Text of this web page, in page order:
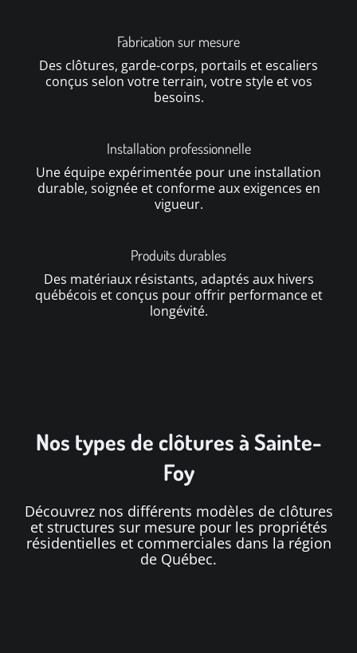
Fabrication sur mesure
Des clôtures, garde-corps, portails et escaliers
conçus selon votre terrain, votre style et vos
besoins.
Installation professionnelle
Une équipe expérimentée pour une installation
durable, soignée et conforme aux exigences en
vigueur.
Produits durables
Des matériaux résistants, adaptés aux hivers
québécois et conçus pour offrir performance et
longévité.
Nos types de clôtures à Sainte-
Foy
Découvrez nos différents modèles de clôtures
et structures sur mesure pour les propriétés
résidentielles et commerciales dans la région
de Québec.